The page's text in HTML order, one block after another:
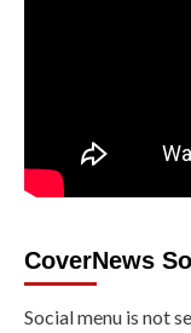
CoverNews
Social menu is not